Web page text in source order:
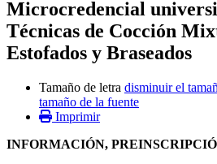
Microcredencial
Técnicas de Cocción
Estofados y Braseados
Tamaño de letra disminuir el
tamaño de la fuente
Imprimir
INFORMACIÓN,